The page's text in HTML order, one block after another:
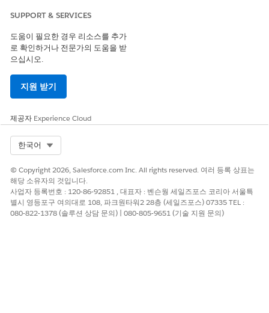
SUPPORT & SERVICES
도움이 필요한 경우 리소스를 추가
로 확인하거나 전문가의 도움을 받
으십시오.
지원 받기
제공자 Experience Cloud
한국어
© Copyright 2026, Salesforce.com Inc. All rights reserved. 여러 등록 상표는
해당 소유자의 것입니다.
사업자 등록번호 : 120-86-92851 , 대표자 : 벤슨웡 세일즈포스 코리아 서울특
별시 영등포구 여의대로 108, 파크원타워2 28층 (세일즈포스) 07335 TEL :
080-822-1378 (솔루션 상담 문의) | 080-805-9651 (기술 지원 문의)